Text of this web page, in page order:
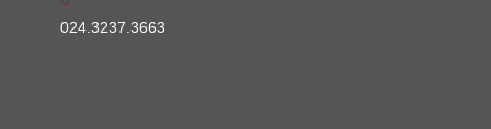
024.3237.3663